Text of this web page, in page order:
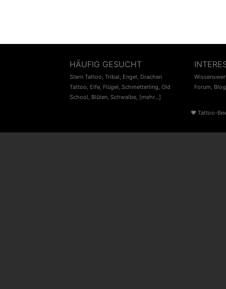
HÄUFIG GESUCHT
Stern Tattoo, Tribal, Engel, Drachen
Tattoo, Elfe, Flügel, Schmetterling, Old
School, Blüten, Schwalbe, [mehr...]
Forum, Blog
♥ Tattoo-